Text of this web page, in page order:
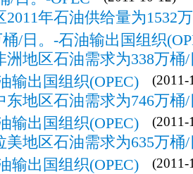
年石油供给量为1532
/日。-石油输出国组织
洲地区石油需求为338万桶
输出国组织(OPEC) (2011-
东地区石油需求为746万桶
输出国组织(OPEC) (2011-
美地区石油需求为635万桶
输出国组织(OPEC) (2011-